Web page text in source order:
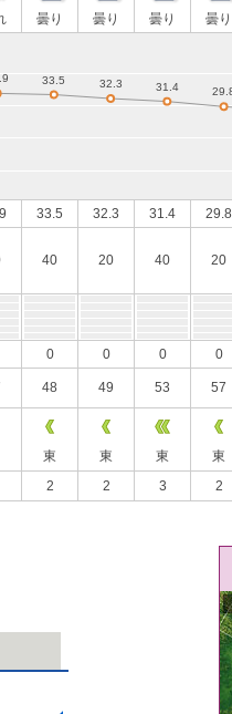
曇り 曇り 曇り 曇り
33.5 32.3 31.4 29.8
40 20 40 20
0 0 0 0
48 49 53 57
東 東 東 東
2 2 3 2